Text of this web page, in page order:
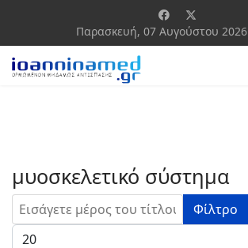
Παρασκευή, 07 Αυγούστου 2026
μυοσκελετικό σύστημα
Εισάγετε μέρος του τίτλου. Φίλτρο
Εμφάνιση #